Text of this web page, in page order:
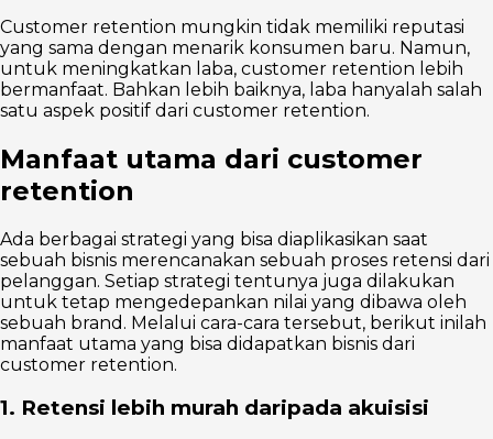
Customer retention mungkin tidak memiliki reputasi
yang sama dengan menarik konsumen baru. Namun,
untuk meningkatkan laba, customer retention lebih
bermanfaat. Bahkan lebih baiknya, laba hanyalah salah
satu aspek positif dari customer retention.
Manfaat utama dari customer
retention
Ada berbagai strategi yang bisa diaplikasikan saat
sebuah bisnis merencanakan sebuah proses retensi dari
pelanggan. Setiap strategi tentunya juga dilakukan
untuk tetap mengedepankan nilai yang dibawa oleh
sebuah brand. Melalui cara-cara tersebut, berikut inilah
manfaat utama yang bisa didapatkan bisnis dari
customer retention.
1. Retensi lebih murah daripada akuisisi